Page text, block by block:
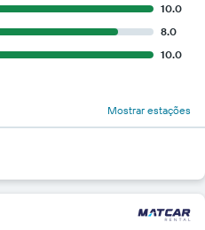
10.0
8.0
10.0
Mostrar estações